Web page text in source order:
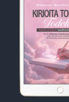
Henna